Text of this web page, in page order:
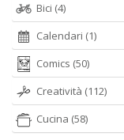
Bici (4)
Calendari (1)
Comics (50)
Creatività (112)
Cucina (58)